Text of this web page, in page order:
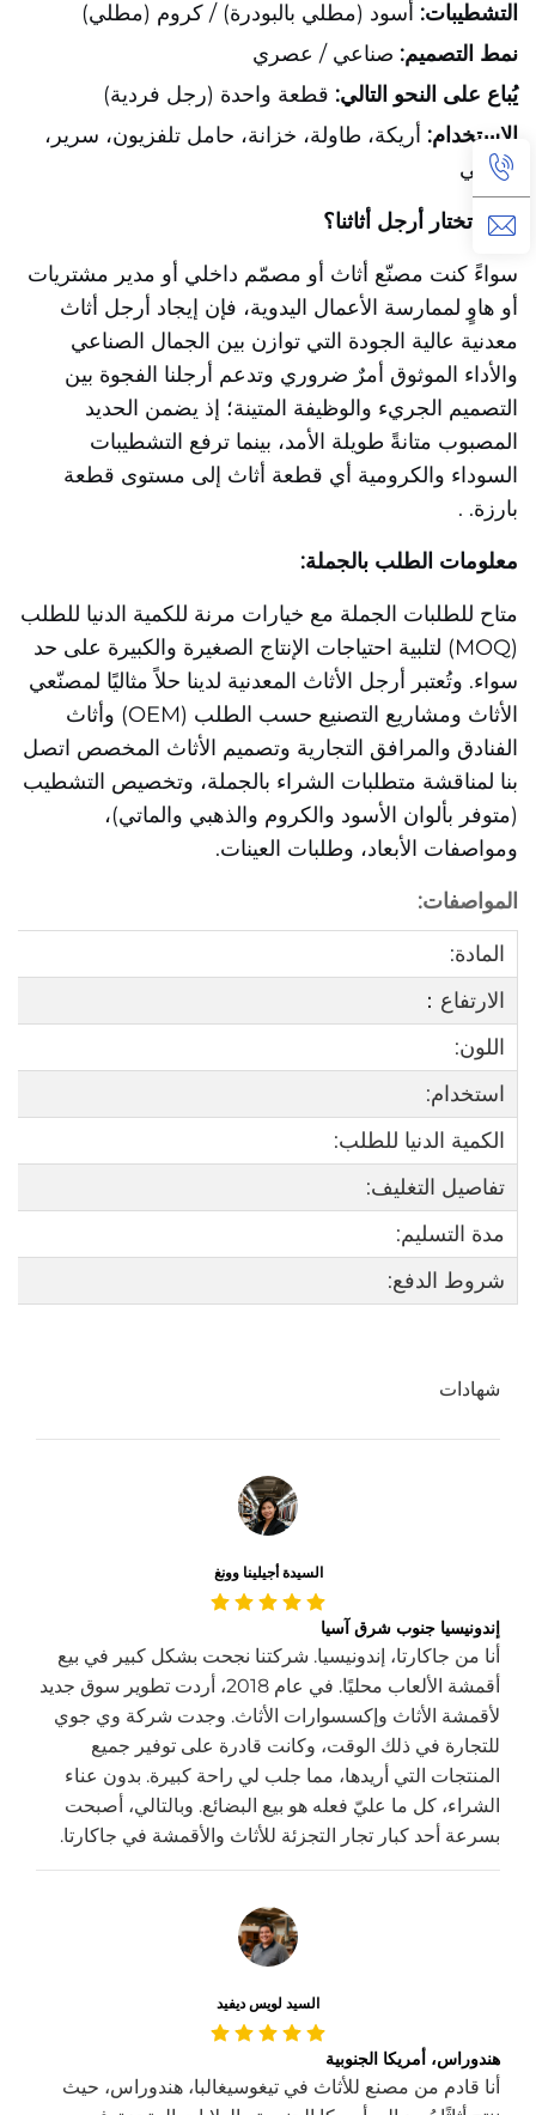
التشطيبات: أسود (مطلي بالبودرة) / كروم (مطلي)
نمط التصميم: صناعي / عصري
يُباع على النحو التالي: قطعة واحدة (رجل فردية)
الاستخدام: أريكة، طاولة، خزانة، حامل تلفزيون، سرير،
كرسي
لماذا تختار أرجل أثاثنا؟
سواءً كنت مصنّع أثاث أو مصمّم داخلي أو مدير مشتريات
أو هاوٍ لممارسة الأعمال اليدوية، فإن إيجاد أرجل أثاث
معدنية عالية الجودة التي توازن بين الجمال الصناعي
والأداء الموثوق أمرٌ ضروري وتدعم أرجلنا الفجوة بين
التصميم الجريء والوظيفة المتينة؛ إذ يضمن الحديد
المصبوب متانةً طويلة الأمد، بينما ترفع التشطيبات
السوداء والكرومية أي قطعة أثاث إلى مستوى قطعة
بارزة. .
معلومات الطلب بالجملة:
متاح للطلبات الجملة مع خيارات مرنة للكمية الدنيا للطلب
(MOQ) لتلبية احتياجات الإنتاج الصغيرة والكبيرة على حد
سواء. وتُعتبر أرجل الأثاث المعدنية لدينا حلاً مثاليًا لمصنّعي
الأثاث ومشاريع التصنيع حسب الطلب (OEM) وأثاث
الفنادق والمرافق التجارية وتصميم الأثاث المخصص اتصل
بنا لمناقشة متطلبات الشراء بالجملة، وتخصيص التشطيب
(متوفر بألوان الأسود والكروم والذهبي والماتي)،
ومواصفات الأبعاد، وطلبات العينات.
المواصفات:
المادة:
الارتفاع：
اللون:
استخدام:
الكمية الدنيا للطلب:
تفاصيل التغليف:
مدة التسليم:
شروط الدفع:
شهادات
السيدة أجيلينا وونغ
إندونيسيا جنوب شرق آسيا
أنا من جاكارتا، إندونيسيا. شركتنا نجحت بشكل كبير في بيع
أقمشة الألعاب محليًا. في عام 2018، أردت تطوير سوق جديد
لأقمشة الأثاث وإكسسوارات الأثاث. وجدت شركة وي جوي
للتجارة في ذلك الوقت، وكانت قادرة على توفير جميع
المنتجات التي أريدها، مما جلب لي راحة كبيرة. بدون عناء
الشراء، كل ما عليّ فعله هو بيع البضائع. وبالتالي، أصبحت
بسرعة أحد كبار تجار التجزئة للأثاث والأقمشة في جاكارتا.
السيد لويس ديفيد
هندوراس، أمريكا الجنوبية
أنا قادم من مصنع للأثاث في تيغوسيغالبا، هندوراس، حيث